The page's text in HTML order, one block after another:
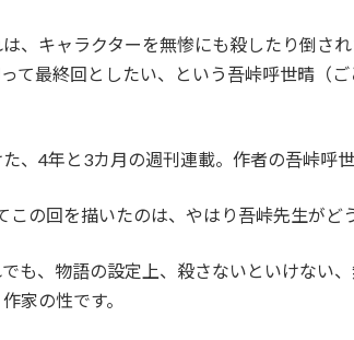
、キャラクターを無惨にも殺したり倒さ
て最終回としたい、という吾峠呼世晴（
、4年と3カ月の週刊連載。作者の吾峠呼
の回を描いたのは、やはり吾峠先生がど
も、物語の設定上、殺さないといけない
家の性です。